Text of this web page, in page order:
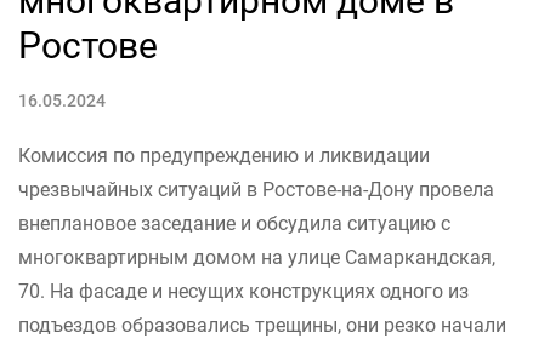
Ростове
16.05.2024
Комиссия по предупреждению и ликвидации
чрезвычайных ситуаций в Ростове-на-Дону провела
внеплановое заседание и обсудила ситуацию с
многоквартирным домом на улице Самаркандская,
70. На фасаде и несущих конструкциях одного из
подъездов образовались трещины, они резко начали